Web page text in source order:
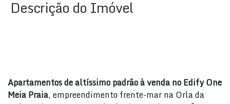
Descrição do Imóvel
Apartamentos de altíssimo padrão à venda no Edify One
Meia Praia, empreendimento frente-mar na Orla da